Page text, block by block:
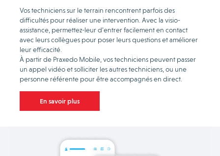
Vos techniciens sur le terrain rencontrent parfois des
difficultés pour réaliser une intervention. Avec la visio-
assistance, permettez-leur d’entrer facilement en contact
avec leurs collègues pour poser leurs questions et améliorer
leur efficacité.
À partir de Praxedo Mobile, vos techniciens peuvent passer
un appel vidéo et solliciter les autres techniciens, ou une
personne référente pour être accompagnés en direct.
En savoir plus